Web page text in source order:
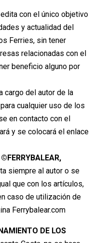
con el único objetivo
y actualidad del
Ferries, sin tener
relacionadas con el
beneficio alguno por
cargo del autor de la
cualquier uso de los
en contacto con el
y se colocará el enlace
©FERRYBALEAR,
siempre al autor o se
que con los artículos,
caso de utilización de
Ferrybalear.com
DE LOS